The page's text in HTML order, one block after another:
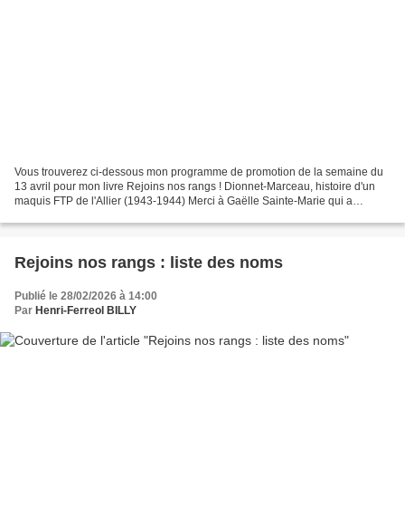
Vous trouverez ci-dessous mon programme de promotion de la semaine du
13 avril pour mon livre Rejoins nos rangs ! Dionnet-Marceau, histoire d'un
maquis FTP de l'Allier (1943-1944) Merci à Gaëlle Sainte-Marie qui a
Rejoins nos rangs : liste des noms
Publié le 28/02/2026 à 14:00
Par Henri-Ferreol BILLY